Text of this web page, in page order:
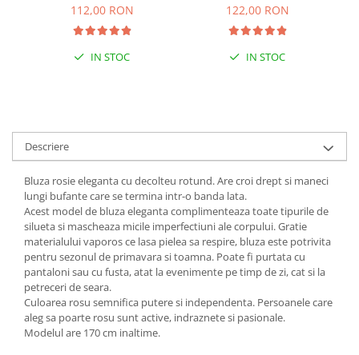
112,00 RON
IN STOC
122,00 RON
IN STOC
Descriere
Bluza rosie eleganta cu decolteu rotund. Are croi drept si maneci
lungi bufante care se termina intr-o banda lata.
Acest model de bluza eleganta complimenteaza toate tipurile de
silueta si mascheaza micile imperfectiuni ale corpului. Gratie
materialului vaporos ce lasa pielea sa respire, bluza este potrivita
pentru sezonul de primavara si toamna. Poate fi purtata cu
pantaloni sau cu fusta, atat la evenimente pe timp de zi, cat si la
petreceri de seara.
Culoarea rosu semnifica putere si independenta. Persoanele care
aleg sa poarte rosu sunt active, indraznete si pasionale.
Modelul are 170 cm inaltime.